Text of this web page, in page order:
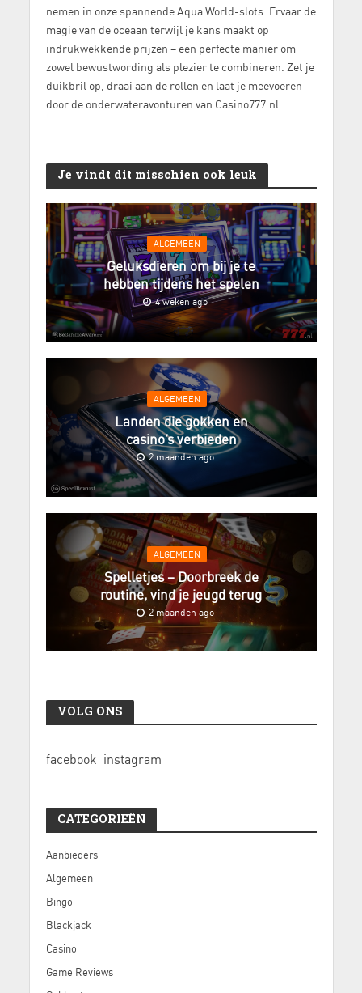
nemen in onze spannende Aqua World-slots. Ervaar de
magie van de oceaan terwijl je kans maakt op
indrukwekkende prijzen – een perfecte manier om
zowel bewustwording als plezier te combineren. Zet je
duikbril op, draai aan de rollen en laat je meevoeren
door de onderwateravonturen van Casino777.nl.
Je vindt dit misschien ook leuk
ALGEMEEN
Geluksdieren om bij je te
hebben tijdens het spelen
4 weken ago
ALGEMEEN
Landen die gokken en
casino’s verbieden
2 maanden ago
ALGEMEEN
Spelletjes – Doorbreek de
routine, vind je jeugd terug
2 maanden ago
VOLG ONS
facebook instagram
CATEGORIEËN
Aanbieders
Algemeen
Bingo
Blackjack
Casino
Game Reviews